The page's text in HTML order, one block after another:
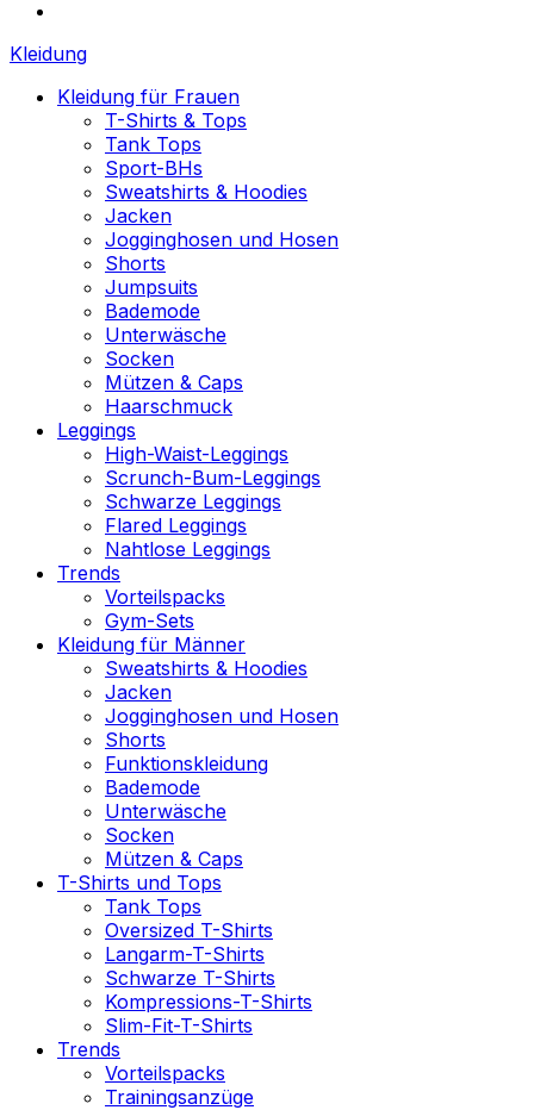
Kleidung
Kleidung für Frauen
T-Shirts & Tops
Tank Tops
Sport-BHs
Sweatshirts & Hoodies
Jacken
Jogginghosen und Hosen
Shorts
Jumpsuits
Bademode
Unterwäsche
Socken
Mützen & Caps
Haarschmuck
Leggings
High-Waist-Leggings
Scrunch-Bum-Leggings
Schwarze Leggings
Flared Leggings
Nahtlose Leggings
Trends
Vorteilspacks
Gym-Sets
Kleidung für Männer
Sweatshirts & Hoodies
Jacken
Jogginghosen und Hosen
Shorts
Funktionskleidung
Bademode
Unterwäsche
Socken
Mützen & Caps
T-Shirts und Tops
Tank Tops
Oversized T-Shirts
Langarm-T-Shirts
Schwarze T-Shirts
Kompressions-T-Shirts
Slim-Fit-T-Shirts
Trends
Vorteilspacks
Trainingsanzüge